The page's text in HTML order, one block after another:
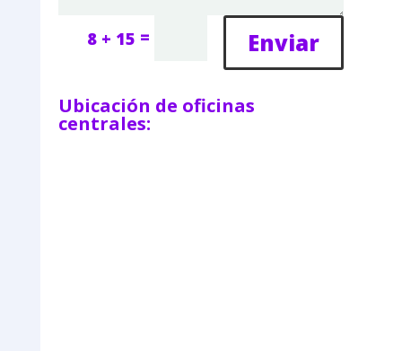
8 + 15 = Enviar
Ubicación de oficinas
centrales: